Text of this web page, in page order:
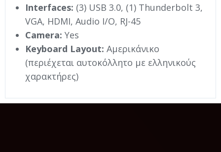
Interfaces: (3) USB 3.0, (1) Thunderbolt 3,
VGA, HDMI, Audio I/O, RJ-45
Camera: Yes
Keyboard Layout: Αμερικάνικο
(περιέχεται αυτοκόλλητο με ελληνικούς
χαρακτήρες)